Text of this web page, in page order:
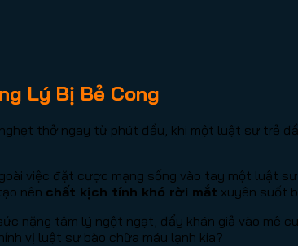
Lý Bị Bẻ Cong
thở ngay từ phút đầu, khi một luật sư trẻ
việc đặt cược mạng sống vào tay một luật
nên chất kịch tính khó rời mắt xuyên suốt
nặng tâm lý ngột ngạt, đẩy khán giả vào mê
vị luật sư bào chữa máu lạnh kia?